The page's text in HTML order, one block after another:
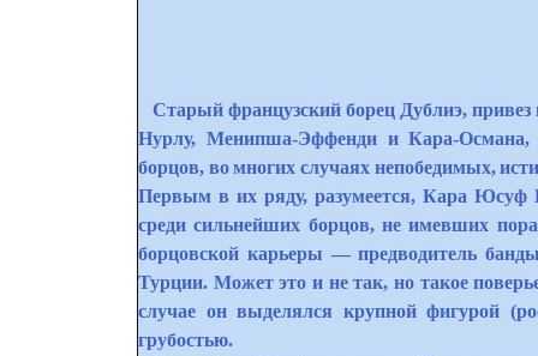
Старый французский борец Дублиэ,
Нурлу, Менипша-Эффенди и Кара-
борцов, во многих случаях непобедимых,
Первым в их ряду, разумеется, Кара Юсуф
среди сильнейших борцов, не имевших
борцовской карьеры — предводитель
Турции. Может это и не так, но такое
случае он выделялся крупной фигурой
грубостью.